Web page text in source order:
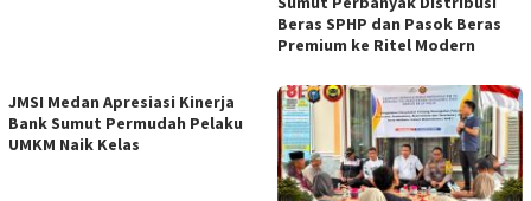
Beras SPHP dan Pasok Beras
Premium ke Ritel Modern
JMSI Medan Apresiasi Kinerja
Bank Sumut Permudah Pelaku
UMKM Naik Kelas